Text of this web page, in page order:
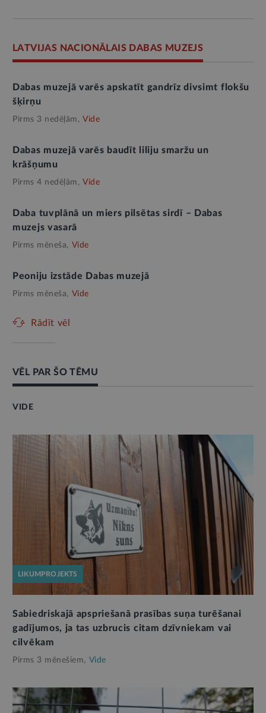
LATVIJAS NACIONĀLAIS DABAS MUZEJS
Dabas muzejā varēs apskatīt gandrīz divsimt flokšu
šķirņu
Pirms 3 nedēļām, Vide
Dabas muzejā varēs baudīt liliju smaržu un
krāšņumu
Pirms 4 nedēļām, Vide
Daba tuvplānā un miers pilsētas sirdī – Dabas
muzejs vasarā
Pirms mēneša, Vide
Peoniju izstāde Dabas muzejā
Pirms mēneša, Vide
Rādīt vēl
VĒL PAR ŠO TĒMU
VIDE
LIKUMPROJEKTS
Sabiedriskajā apspriešanā prasības suņa turēšanai
gadījumos, ja tas uzbrucis citam dzīvniekam vai
cilvēkam
Pirms 3 mēnešiem, Vide